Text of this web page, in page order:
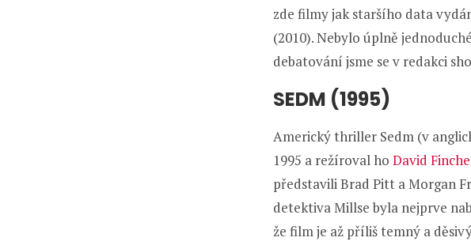
zde filmy jak staršího data
(2010). Nebylo úplně
debatování jsme se v redakci
SEDM (1995)
Americký thriller Sedm (v
1995 a režíroval ho David
představili Brad Pitt a Morgan
detektiva Millse byla nejprve
že film je až příliš temný a